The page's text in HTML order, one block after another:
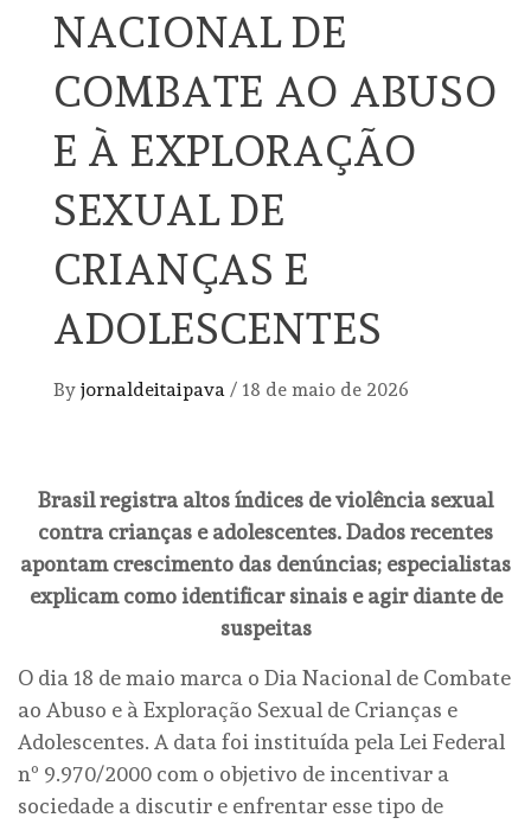
NACIONAL DE
COMBATE AO ABUSO
E À EXPLORAÇÃO
SEXUAL DE
CRIANÇAS E
ADOLESCENTES
By jornaldeitaipava / 18 de maio de 2026
Brasil registra altos índices de violência sexual
contra crianças e adolescentes. Dados recentes
apontam crescimento das denúncias; especialistas
explicam como identificar sinais e agir diante de
suspeitas
O dia 18 de maio marca o Dia Nacional de Combate
ao Abuso e à Exploração Sexual de Crianças e
Adolescentes. A data foi instituída pela Lei Federal
nº 9.970/2000 com o objetivo de incentivar a
sociedade a discutir e enfrentar esse tipo de